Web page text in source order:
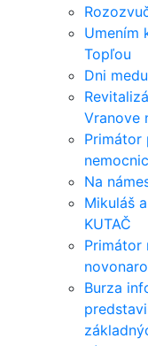
Umením
Topľou
Dni
Vranove
Primátor
Na
Mikuláš
KUTAČ
Primátor
Burza